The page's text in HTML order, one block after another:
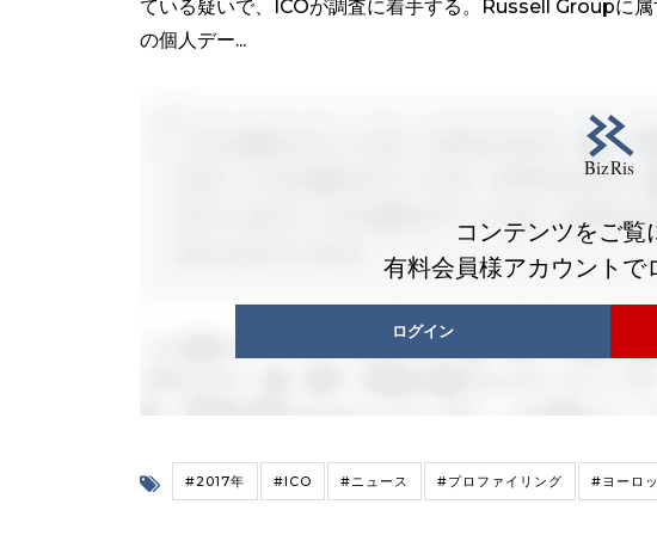
ている疑いで、ICOが調査に着手する。Russell Groupに
の個人デー...
コンテンツをご覧
有料会員様アカウントで
ログイン
#2017年 #ICO #ニュース #プロファイリング #ヨーロ